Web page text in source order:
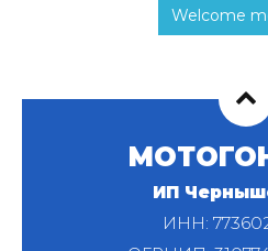
Welcome
ИП
ИНН: